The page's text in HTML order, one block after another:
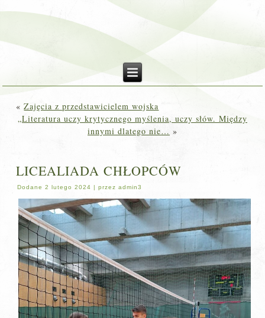
«Zajęcia z przedstawicielem wojska
„Literatura uczy krytycznego myślenia, uczy słów. Między
innymi dlatego nie… »
LICEALIADA CHŁOPCÓW
Dodane 2 lutego 2024 |przez admin3